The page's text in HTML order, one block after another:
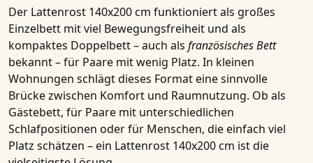
Der Lattenrost 140x200 cm funktioniert als großes
Einzelbett mit viel Bewegungsfreiheit und als
kompaktes Doppelbett – auch als französisches Bett
bekannt – für Paare mit wenig Platz. In kleinen
Wohnungen schlägt dieses Format eine sinnvolle
Brücke zwischen Komfort und Raumnutzung. Ob als
Gästebett, für Paare mit unterschiedlichen
Schlafpositionen oder für Menschen, die einfach viel
Platz schätzen – ein Lattenrost 140x200 cm ist die